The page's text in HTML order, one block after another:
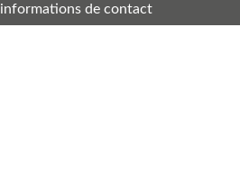
de contact